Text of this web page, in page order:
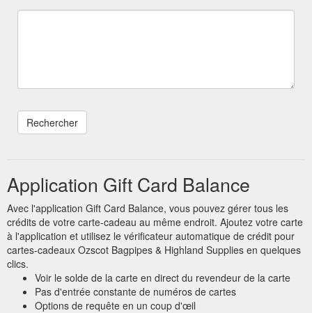
Application Gift Card Balance
Avec l'application Gift Card Balance, vous pouvez gérer tous les
crédits de votre carte-cadeau au même endroit. Ajoutez votre carte
à l'application et utilisez le vérificateur automatique de crédit pour
cartes-cadeaux Ozscot Bagpipes & Highland Supplies en quelques
clics.
Voir le solde de la carte en direct du revendeur de la carte
Pas d'entrée constante de numéros de cartes
Options de requête en un coup d'œil